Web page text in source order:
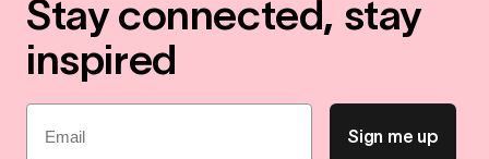
Stay connected, stay
inspired
Email
Sign me up